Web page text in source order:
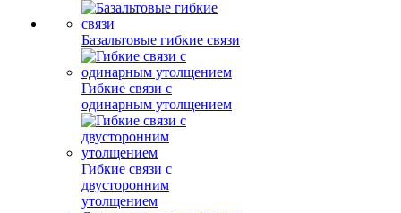
Базальтовые гибкие связи
Гибкие связи с
одинарным утолщением
Гибкие связи с
двусторонним
утолщением